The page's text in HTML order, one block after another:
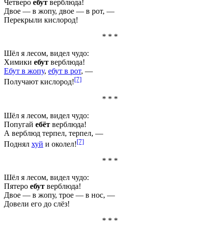
Четверо ебут верблюда!
Двое — в жопу, двое — в рот, —
Перекрыли кислород!
* * *
Шёл я лесом, видел чудо:
Химики ебут верблюда!
Ебут в жопу, ебут в рот, —
Получают кислород![7]
* * *
Шёл я лесом, видел чудо:
Попугай ебёт верблюда!
А верблюд терпел, терпел, —
Поднял хуй и околел![7]
* * *
Шёл я лесом, видел чудо:
Пятеро ебут верблюда!
Двое — в жопу, трое — в нос, —
Довели его до слёз!
* * *